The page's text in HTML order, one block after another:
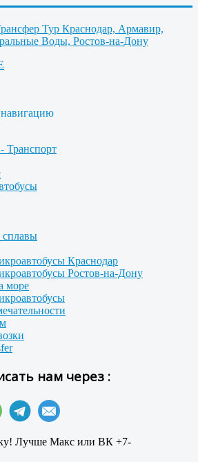
Тур Краснодар, Армавир,
Воды, Ростов-на-Дону
Транспорт
Краснодар
Ростов-на-Дону
море
нам через :
Лучше Макс или ВК +7-